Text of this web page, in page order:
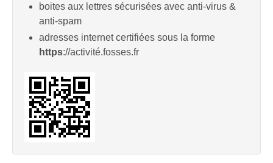
boites aux lettres sécurisées avec anti-virus &
anti-spam
adresses internet certifiées sous la forme
https://activité.fosses.fr